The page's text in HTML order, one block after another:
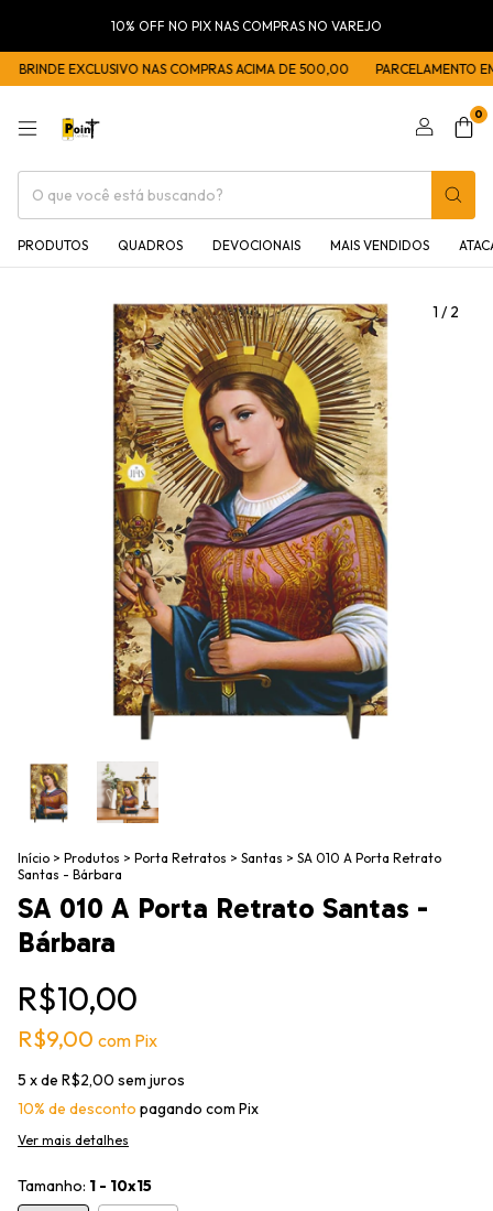
10% OFF NO PIX NAS COMPRAS NO VAREJO
BRINDE EXCLUSIVO NAS COMPRAS ACIMA DE 500,00 PARCELAMENTO EM
0
PRODUTOS QUADROS DEVOCIONAIS MAIS VENDIDOS
1 /2
Início > Produtos > Porta Retratos > Santas > SA 010 A Porta Retrato
Santas - Bárbara
SA 010 A Porta Retrato Santas -
Bárbara
R$10,00
R$9,00 com Pix
5 x de R$2,00 sem juros
10% de desconto pagando com Pix
Ver mais detalhes
Tamanho: 1 - 10x15